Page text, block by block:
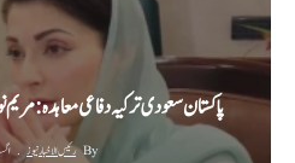
پاکستان سعودی ترکیہ دفاعی معاہدہ: مریم
By رئیس الاخبار نیوز اگست